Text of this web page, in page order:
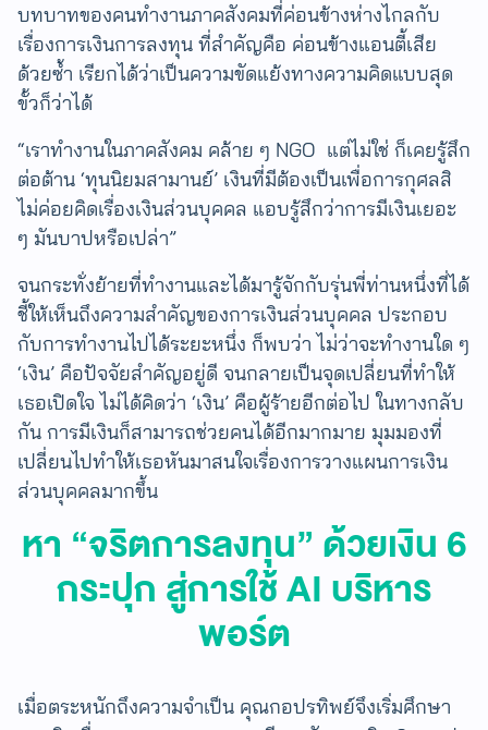
บทบาทของคนทำงานภาคสังคมที่ค่อนข้างห่างไกลกับ
เรื่องการเงินการลงทุน​ ที่สำคัญคือ ค่อนข้างแอนตี้เสีย
ด้วยซ้ำ ​เรียกได้ว่าเป็นความขัดแย้งทางความคิดแบบสุด
ขั้วก็ว่าได้
“เราทำงานในภาคสังคม คล้าย ๆ NGO แต่ไม่ใช่ ​ก็เคยรู้สึก
ต่อต้าน ‘ทุนนิยมสามานย์’ เงินที่มีต้องเป็นเพื่อการกุศลสิ​​​
ไม่ค่อยคิดเรื่องเงินส่วนบุคคล แอบรู้สึกว่าการมีเงินเยอะ
ๆ มันบาปหรือเปล่า”
จนกระทั่งย้ายที่ทำงานและได้มารู้จักกับรุ่นพี่ท่านหนึ่ง​ที่ได้
ชี้ให้เห็นถึงความสำคัญของการเงินส่วนบุคคล ประกอบ
กับการทำงานไปได้ระยะหนึ่ง ก็พบว่า ไม่ว่าจะทำงานใด ๆ
‘เงิน’ คือปัจจัยสำคัญอยู่ดี จนกลายเป็นจุดเปลี่ยนที่ทำให้
เธอเปิดใจ​​ ไม่ได้คิดว่า ‘เงิน’ คือผู้ร้ายอีกต่อไป ในทางกลับ
กัน การมีเงินก็สามารถช่วยคนได้อีกมากมาย มุมมองที่
เปลี่ยนไปทำให้เธอหันมาสนใจเรื่องการวางแผนการเงิน
ส่วนบุคคลมากขึ้น
หา “จริตการลงทุน” ด้วยเงิน 6
กระปุก สู่การใช้ AI บริหาร
พอร์ต
เมื่อตระหนักถึงความจำเป็น คุณกอปรทิพย์จึงเริ่มศึกษา